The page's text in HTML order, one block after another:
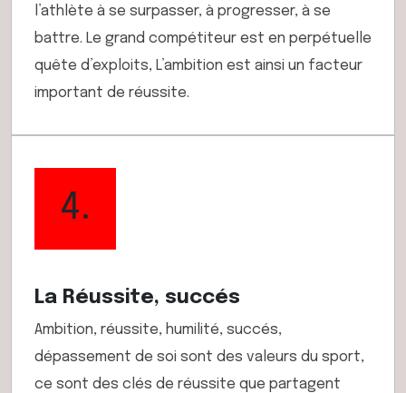
l’athlète à se surpasser, à progresser, à se
battre. Le grand compétiteur est en perpétuelle
quête d’exploits, L’ambition est ainsi un facteur
important de réussite.
4.
La Réussite, succés
Ambition, réussite, humilité, succés,
dépassement de soi sont des valeurs du sport,
ce sont des clés de réussite que partagent